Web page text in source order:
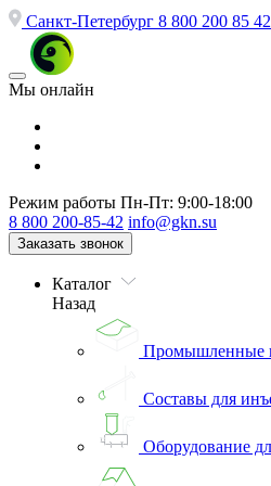
Санкт-Петербург 8 800 200 85 42
Мы онлайн
Режим работы Пн-Пт: 9:00-18:00
8 800 200-85-42 info@gkn.su
Заказать звонок
Каталог
Назад
Промышленные
Составы для
Оборудование